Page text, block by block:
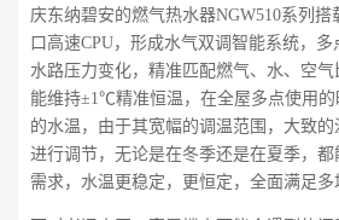
庆东纳碧安的燃气热水器NGW510系列
口高速CPU，形成水气双调智能系统，多
水路压力变化，精准匹配燃气、水、空
能维持±1℃精准恒温，在全屋多点使用
的水温，由于其宽幅的调温范围，大致
进行调节，无论是在冬季还是在夏季，
需求，水温更稳定，更恒定，全面满足多